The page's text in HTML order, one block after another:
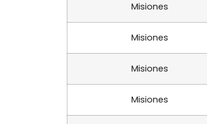
Misiones
Misiones
Misiones
Misiones